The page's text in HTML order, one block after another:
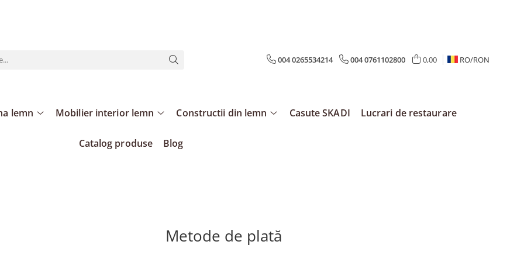
004 0265534214 004 0761102800 0,00 RO/RON
lemn Mobilier interior lemn Constructii din lemn Casute SKADI Lucrari de restaurare
Catalog produse Blog
Metode de plată